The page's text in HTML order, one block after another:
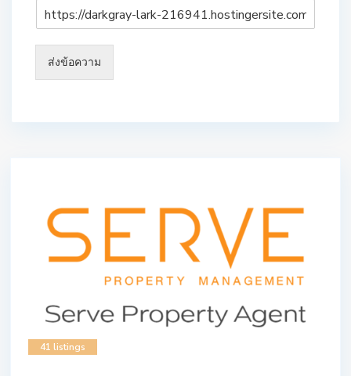
ส่งข้อความ
41 listings